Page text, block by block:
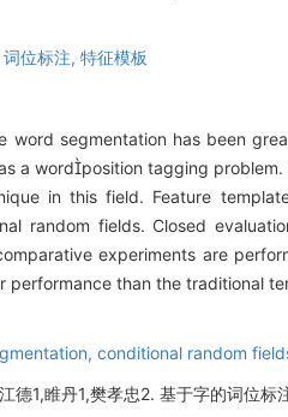
词位标注, 特征模板
word segmentation has been
a wordposition tagging
in this field. Feature
random fields. Closed
experiments are
performance than the traditional
conditional random
德1,睢丹1,樊孝忠2. 基于字的词位